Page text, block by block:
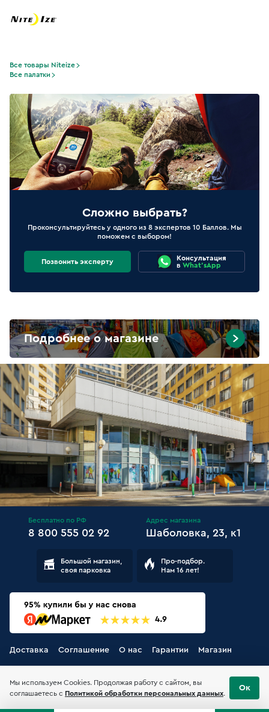
Все товары Niteize
Все палатки
Сложно выбрать?
Проконсультируйтесь у одного из 8 экспертов 10 Баллов. Мы
поможем с выбором!
Позвонить эксперту
Консультация
в What'sApp
Подробнее о магазине
Бесплатно по РФ
8 800 555 02 92
Адрес магазина
Шаболовка, 23, к1
Большой магазин,
своя парковка
Про-подбор.
Нам 16 лет!
Доставка Соглашение О нас Гарантии Магазин
Мы используем Cookies. Продолжая работу с сайтом, вы
соглашаетесь с Политикой обработки персональных данных.
Ок